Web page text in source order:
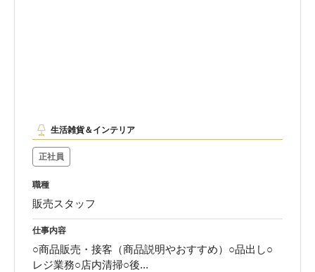
生活雑貨＆インテリア
正社員
職種
販売スタッフ
仕事内容
○商品販売・接客（商品説明やおすすめ）○品出し○
レジ業務○店内清掃○後...